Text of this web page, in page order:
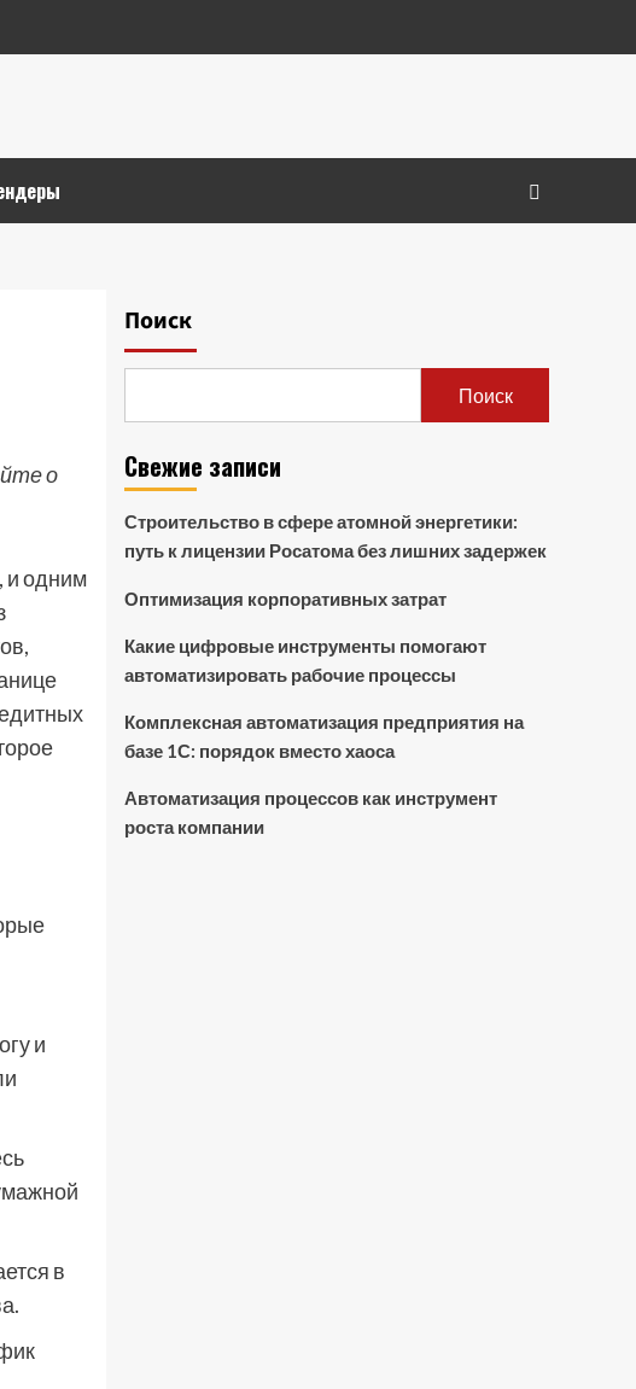
о
и одним
и
в
Поиск
Поиск
Свежие записи
Строительство в сфере атомной энергетики:
путь к лицензии Росатома без лишних задержек
Оптимизация корпоративных затрат
Какие цифровые инструменты помогают
автоматизировать рабочие процессы
Комплексная автоматизация предприятия на
базе 1С: порядок вместо хаоса
Автоматизация процессов как инструмент
роста компании